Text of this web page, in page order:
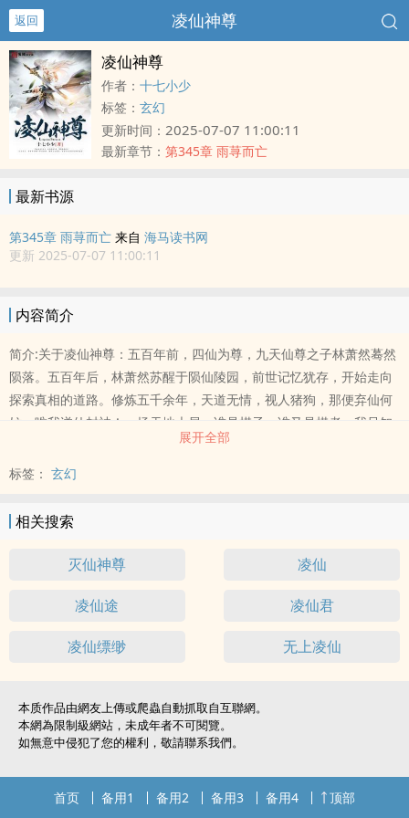
返回 凌仙神尊
凌仙神尊
作者： 十七小少
标签： 玄幻
更新时间： 2025-07-07 11:00:11
最新章节： 第345章 雨荨而亡
最新书源
第345章 雨荨而亡 来自 海马读书网
更新 2025-07-07 11:00:11
内容简介
简介:关于凌仙神尊：五百年前，四仙为尊，九天仙尊之子林萧然蓦然
陨落。五百年后，林萧然苏醒于陨仙陵园，前世记忆犹存，开始走向
探索真相的道路。修炼五千余年，天道无情，视人猪狗，那便弃仙何
妨，唯我逆仙封神！一场天地大局，谁是棋子，谁又是棋者，我只知
道，我命由我不由天！修几世仙，炼几世缘，世道为何大变！五百年
的血债，是棋子，是计谋，是恨，是爱，还是...
展开全部
标签： 玄幻
相关搜索
灭仙神尊 凌仙
凌仙途 凌仙君
凌仙缥缈 无上凌仙
本质作品由網友上傳或爬蟲自動抓取自互聯網。
本網為限制級網站，未成年者不可閱覽。
如無意中侵犯了您的權利，敬請聯系我們。
首页 备用1 备用2 备用3 备用4 顶部